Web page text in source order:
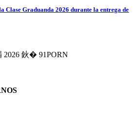
Clase Graduanda 2026 durante la entrega de
2026 鈥� 91PORN